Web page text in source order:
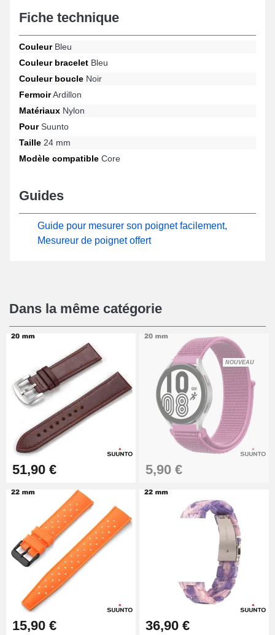
exceptionnelle, qui en fait un choix incontournable conçu pour se
classique de ce type de bracelet montre est pensé pour les
amateurs qui apprécient une symbiose entre élégance et
aspirations des connaisseurs. Cette version de bracelet pour
montre connectée comprend une fermeture ardillon et est
compatible sur les gabarits Core et bien davantage de la marque
Suunto. Développé dans le but de s'adapter sans effort sur le
format particulier Core de la marque Suunto, ce produit combine
ergonomie exemplaire et fonctionnalité pour garantir une
Fiche technique
CouleurBleu
Couleur bracelet Bleu
Couleur boucle Noir
FermoirArdillon
Matériaux Nylon
PourSuunto
Taille 24 mm
Modèle compatible Core
Guides
Guide pour mesurer son poignet facilement,
Mesureur de poignet offert
Dans la même catégorie
51,90 €
NOUVEAU
5,90 €
15,90 € 36,90 €